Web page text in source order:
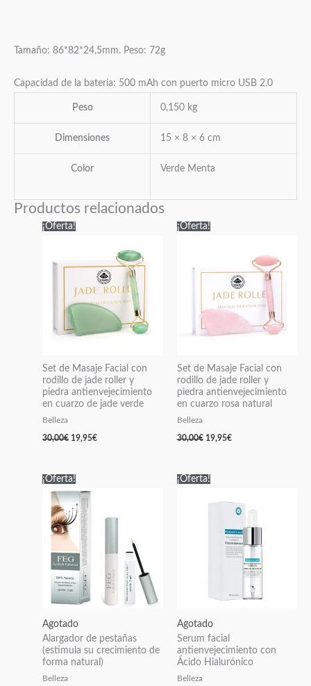
Tamaño: 86*82*24,5mm. Peso: 72g
Capacidad de la batería: 500 mAh con puerto micro USB 2.0
Peso 0,150 kg
Dimensiones 15 × 8 × 6 cm
Color Verde Menta
Productos relacionados
¡Oferta!
Set de Masaje Facial con
rodillo de jade roller y
piedra antienvejecimiento
en cuarzo de jade verde
Belleza
30,00€
El
precio
30,00€.
19,95€
19,95€.
¡Oferta!
Set de Masaje Facial con
rodillo de jade roller y
piedra antienvejecimiento
en cuarzo rosa natural
Belleza
30,00€
El
precio
19,95€
19,95€.
¡Oferta!
Agotado
Alargador de pestañas
(estimula su crecimiento de
forma natural)
Belleza
El
precio
original
era:
19,95€.
15,95€.
¡Oferta!
Agotado
Serum facial
antienvejecimiento con
Ácido Hialurónico
Belleza
El
precio
es: